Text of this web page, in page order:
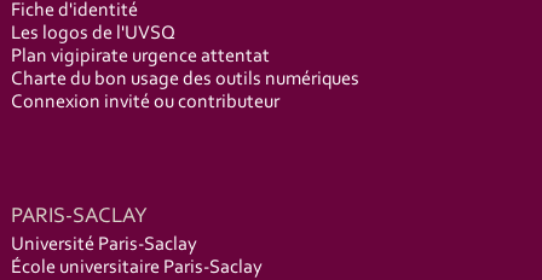
Fiche d'identité
Les logos de l'UVSQ
Plan vigipirate urgence attentat
Charte du bon usage des outils numériques
Connexion invité ou contributeur
PARIS-SACLAY
Université Paris-Saclay
École universitaire Paris-Saclay